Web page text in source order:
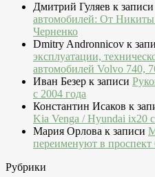
Дмитрий Гуляев к записи
автомобилей: От
Черненко
Dmitry Andronnicov к
эксплуатации,
автомобилей Volvo 740,
Иван Безер к записи
c 2004 года
Константин Исаков к
Kia Venga / Hyundai ix20
Мария Орлова к записи
переименуют в
Рубрики